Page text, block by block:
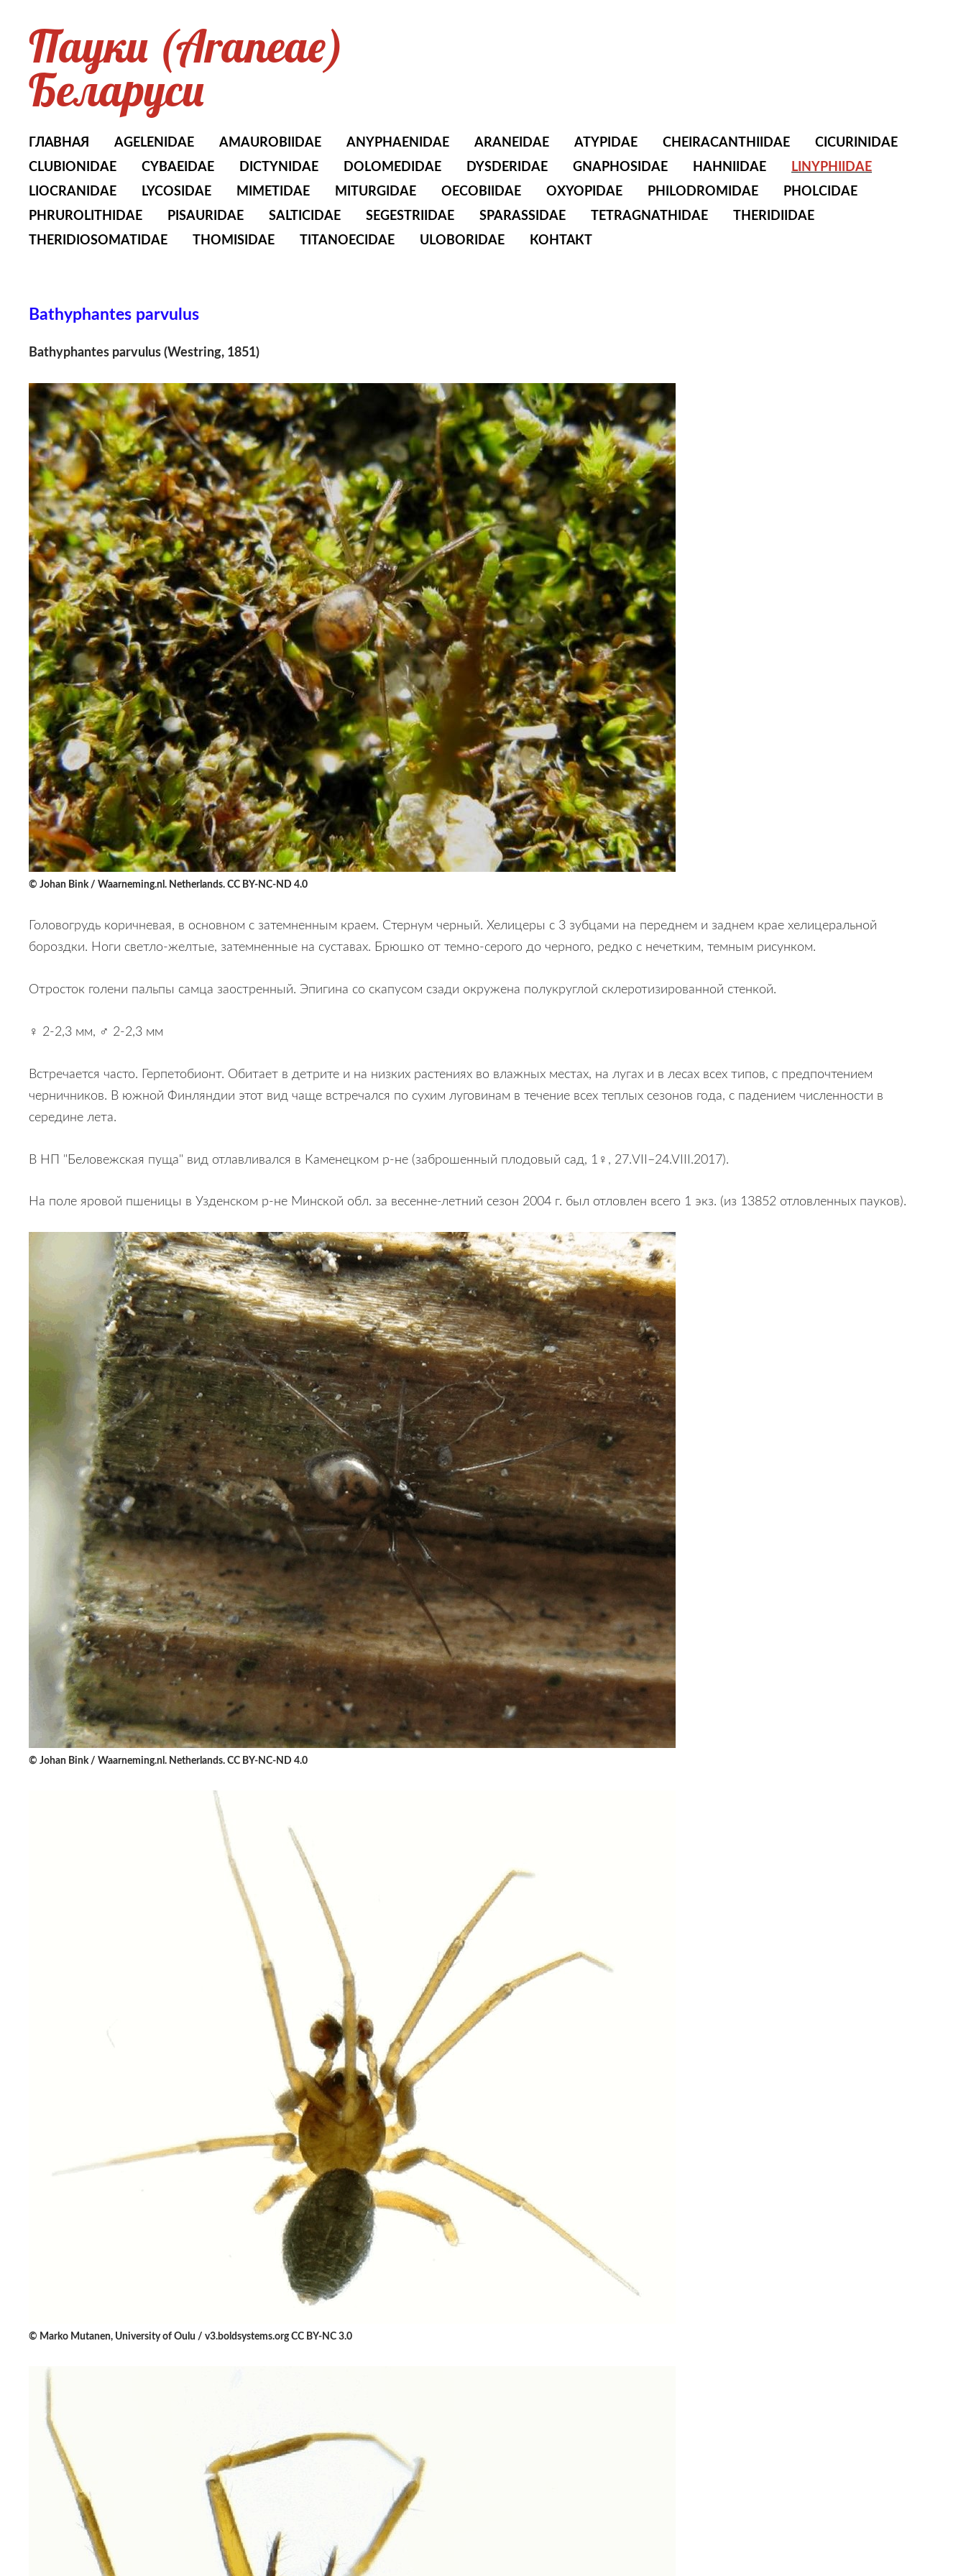
Пауки (Araneae)
Беларуси
ГЛАВНАЯ AGELENIDAE AMAUROBIIDAE ANYPHAENIDAE ARANEIDAE ATYPIDAE CHEIRACANTHIIDAE
CICURINIDAE
CLUBIONIDAE
CYBAEIDAE DICTYNIDAE DOLOMEDIDAE DYSDERIDAE GNAPHOSIDAE HAHNIIDAE
LINYPHIIDAE
LIOCRANIDAE
LYCOSIDAE MIMETIDAE MITURGIDAE OECOBIIDAE OXYOPIDAE PHILODROMIDAE
PHOLCIDAE
PHRUROLITHIDAE
PISAURIDAE SALTICIDAE SEGESTRIIDAE SPARASSIDAE TETRAGNATHIDAE
THERIDIIDAE
THERIDIOSOMATIDAE
THOMISIDAE TITANOECIDAE ULOBORIDAE КОНТАКТ
Bathyphantes parvulus
Bathyphantes parvulus (Westring, 1851)
© Johan Bink / Waarneming.nl. Netherlands. CC BY-NC-ND 4.0
Головогрудь коричневая, в основном с затемненным краем. Стернум черный. Хелицеры с 3 зубцами на переднем и заднем крае хелицеральной
бороздки. Ноги светло-желтые, затемненные на суставах. Брюшко от темно-серого до черного, редко с нечетким, темным рисунком.
Отросток голени пальпы самца заостренный. Эпигина со скапусом сзади окружена полукруглой склеротизированной стенкой.
♀ 2-2,3 мм, ♂ 2-2,3 мм
Встречается часто. Герпетобионт. Обитает в детрите и на низких растениях во влажных местах, на лугах и в лесах всех типов, с предпочтением
черничников. В южной Финляндии этот вид чаще встречался по сухим луговинам в течение всех теплых сезонов года, с падением численности в
середине лета.
В НП "Беловежская пуща" вид отлавливался в Каменецком р-не (заброшенный плодовый сад, 1♀, 27.VII–24.VIII.2017).
На поле яровой пшеницы в Узденском р-не Минской обл. за весенне-летний сезон 2004 г. был отловлен всего 1 экз. (из 13852 отловленных пауков).
© Johan Bink / Waarneming.nl. Netherlands. CC BY-NC-ND 4.0
© Marko Mutanen, University of Oulu / v3.boldsystems.org CC BY-NC 3.0